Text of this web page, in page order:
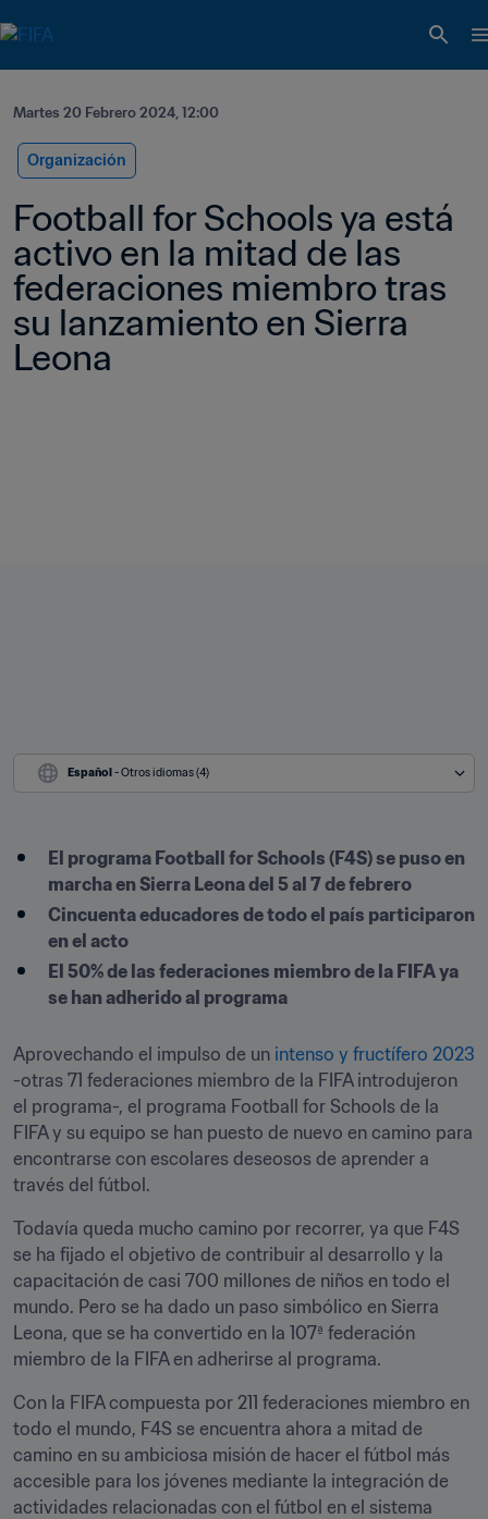
Martes 20 Febrero 2024, 12:00
Organización
Football for Schools ya está
activo en la mitad de las
federaciones miembro tras
su lanzamiento en Sierra
Leona
Español - Otros idiomas (4)
El programa Football for Schools (F4S) se puso en
marcha en Sierra Leona del 5 al 7 de febrero
Cincuenta educadores de todo el país participaron
en el acto
El 50% de las federaciones miembro de la FIFA ya
se han adherido al programa
Aprovechando el impulso de un intenso y fructífero 2023
-otras 71 federaciones miembro de la FIFA introdujeron
el programa-, el programa Football for Schools de la
FIFA y su equipo se han puesto de nuevo en camino para
encontrarse con escolares deseosos de aprender a
través del fútbol.
Todavía queda mucho camino por recorrer, ya que F4S
se ha fijado el objetivo de contribuir al desarrollo y la
capacitación de casi 700 millones de niños en todo el
mundo. Pero se ha dado un paso simbólico en Sierra
Leona, que se ha convertido en la 107ª federación
miembro de la FIFA en adherirse al programa.
Con la FIFA compuesta por 211 federaciones miembro en
todo el mundo, F4S se encuentra ahora a mitad de
camino en su ambiciosa misión de hacer el fútbol más
accesible para los jóvenes mediante la integración de
actividades relacionadas con el fútbol en el sistema